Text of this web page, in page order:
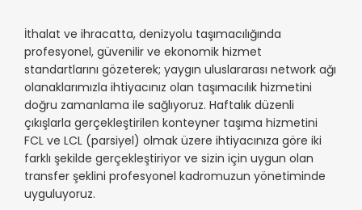
İthalat ve ihracatta, denizyolu taşımacılığında
profesyonel, güvenilir ve ekonomik hizmet
standartlarını gözeterek; yaygın uluslararası network ağı
olanaklarımızla ihtiyacınız olan taşımacılık hizmetini
doğru zamanlama ile sağlıyoruz. Haftalık düzenli
çıkışlarla gerçekleştirilen konteyner taşıma hizmetini
FCL ve LCL (parsiyel) olmak üzere ihtiyacınıza göre iki
farklı şekilde gerçekleştiriyor ve sizin için uygun olan
transfer şeklini profesyonel kadromuzun yönetiminde
uyguluyoruz.